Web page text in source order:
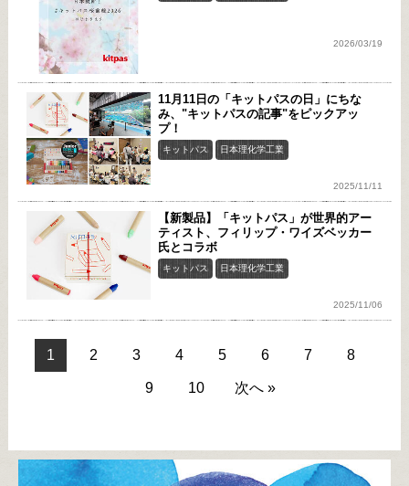
2026/03/19
11月11日の「キットパスの日」にちな
み、"キットパスの記事"をピックアッ
プ！
キットパス 日本理化学工業
2025/11/11
【新製品】「キットパス」が世界的アー
ティスト、フィリップ・ワイズベッカー
氏とコラボ
キットパス 日本理化学工業
2025/11/06
1 2 3 4 5 6 7 8
9 10 次へ »